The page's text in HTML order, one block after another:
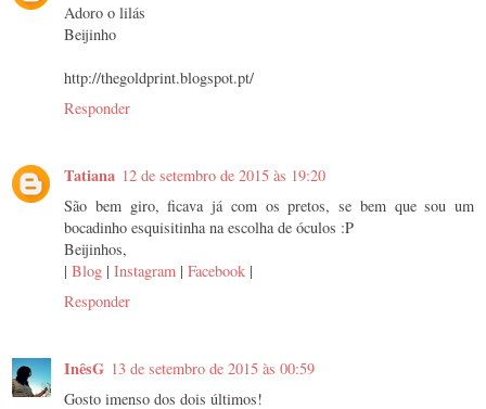
Adoro o lilás
Beijinho
http://thegoldprint.blogspot.pt/
Responder
Tatiana 12 de setembro de 2015 às 19:20
São bem giro, ficava já com os pretos, se bem que sou um
bocadinho esquisitinha na escolha de óculos :P
Beijinhos,
| Blog | Instagram | Facebook |
Responder
InêsG 13 de setembro de 2015 às 00:59
Gosto imenso dos dois últimos!